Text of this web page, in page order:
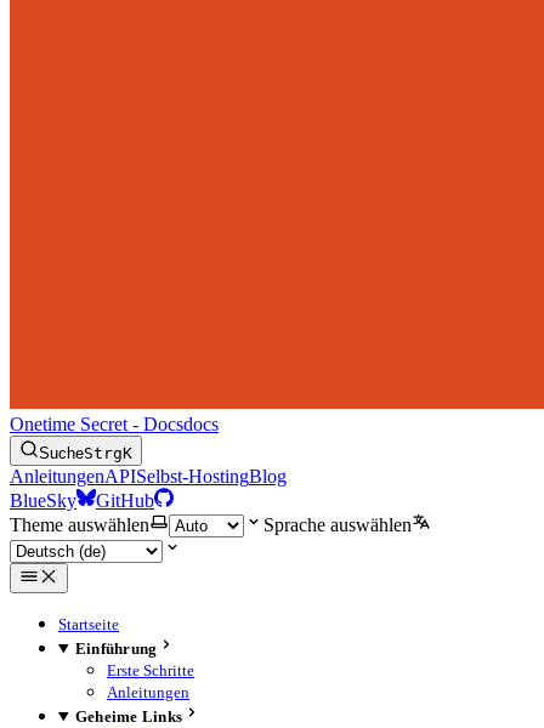
Onetime Secret - Docsdocs
SucheStrgK
AnleitungenAPISelbst-HostingBlog
BlueSky
GitHub
Theme auswählen
Sprache auswählen
Startseite
Einführung
Erste Schritte
Anleitungen
Geheime Links